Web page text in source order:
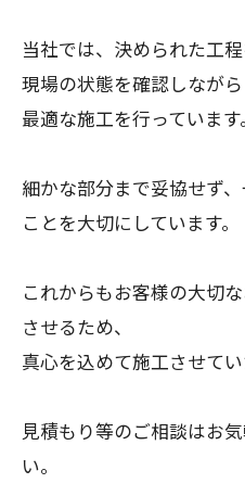
当社では、決められた工
現場の状態を確認しながら
最適な施工を行っています。
細かな部分まで妥協せず
ことを大切にしています。
これからもお客様の大切
させるため、
真心を込めて施工させてい
見積もり等のご相談はお
い。